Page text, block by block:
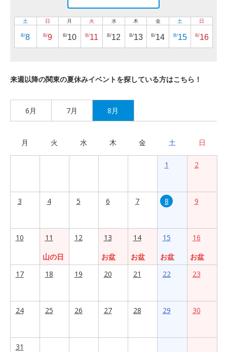
土
8/8
日
8/9
月
8/10
火
8/11
水
8/12
木
8/13
金
8/14
土
8/15
日
8/16
来週以降の関東の夏休みイベントを探している方はこちら！
6月 7月 8月
月 火 水 木 金 土 日
1 2
3 4 5 6 7 8 9
10
11
山の日
12
13
お盆
14
お盆
15
お盆
16
お盆
17
18 19 20 21 22 23
24 25 26 27 28 29 30
31